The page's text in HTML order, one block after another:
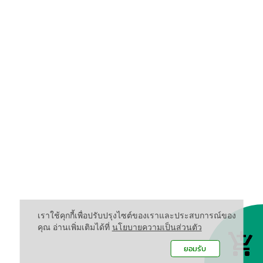
เราใช้คุกกี้เพื่อปรับปรุงไซต์ของเราและประสบการณ์ของ
คุณ อ่านเพิ่มเติมได้ที่ นโยบายความเป็นส่วนตัว
ยอมรับ